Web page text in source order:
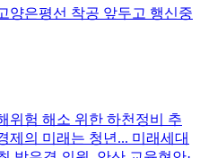
위험 해소 위한 하천정비 추
제의 미래는 청년... 미래세대